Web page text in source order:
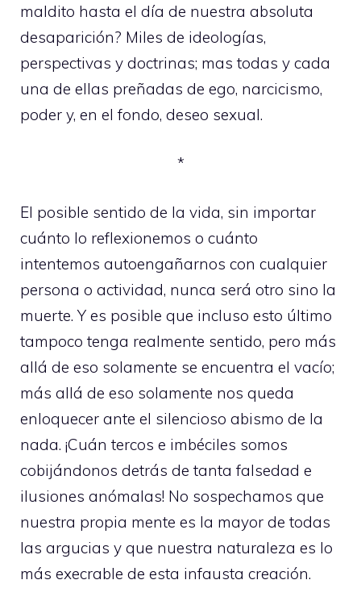
maldito hasta el día de nuestra absoluta
desaparición? Miles de ideologías,
perspectivas y doctrinas; mas todas y cada
una de ellas preñadas de ego, narcicismo,
poder y, en el fondo, deseo sexual.
*
El posible sentido de la vida, sin importar
cuánto lo reflexionemos o cuánto
intentemos autoengañarnos con cualquier
persona o actividad, nunca será otro sino la
muerte. Y es posible que incluso esto último
tampoco tenga realmente sentido, pero más
allá de eso solamente se encuentra el vacío;
más allá de eso solamente nos queda
enloquecer ante el silencioso abismo de la
nada. ¡Cuán tercos e imbéciles somos
cobijándonos detrás de tanta falsedad e
ilusiones anómalas! No sospechamos que
nuestra propia mente es la mayor de todas
las argucias y que nuestra naturaleza es lo
más execrable de esta infausta creación.